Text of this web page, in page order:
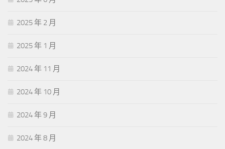
2025 年 2 月
2025 年 1 月
2024 年 11 月
2024 年 10 月
2024 年 9 月
2024 年 8 月